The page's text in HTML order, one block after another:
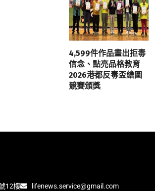
4,599件作品畫出拒毒
信念、點亮品格教育
2026港都反毒盃繪圖
競賽頒獎
12樓 lifenews.service@gmail.com